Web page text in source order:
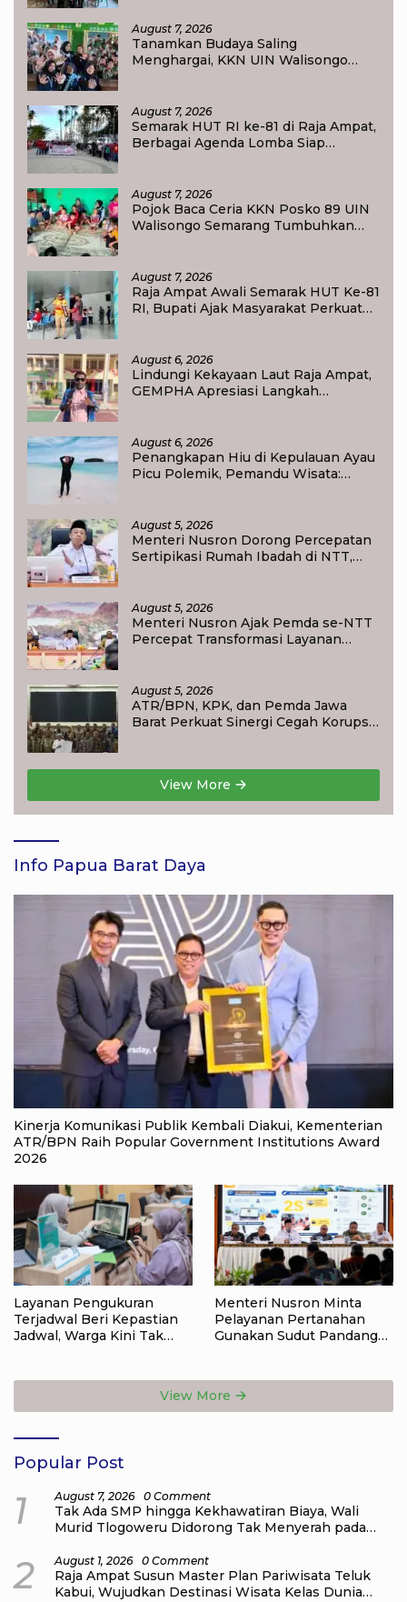
August 7, 2026
Tanamkan Budaya Saling
Menghargai, KKN UIN Walisongo
August 7, 2026
Semarak HUT RI ke-81 di Raja Ampat,
Berbagai Agenda Lomba Siap
August 7, 2026
Pojok Baca Ceria KKN Posko 89 UIN
Walisongo Semarang Tumbuhkan
August 7, 2026
Raja Ampat Awali Semarak HUT Ke-81
RI, Bupati Ajak Masyarakat Perkuat
August 6, 2026
Lindungi Kekayaan Laut Raja Ampat,
GEMPHA Apresiasi Langkah
August 6, 2026
Penangkapan Hiu di Kepulauan Ayau
Picu Polemik, Pemandu Wisata:
August 5, 2026
Menteri Nusron Dorong Percepatan
Sertipikasi Rumah Ibadah di NTT,
August 5, 2026
Menteri Nusron Ajak Pemda se-NTT
Percepat Transformasi Layanan
August 5, 2026
ATR/BPN, KPK, dan Pemda Jawa
Barat Perkuat Sinergi Cegah Korupsi,
View More
Info Papua Barat Daya
Kinerja Komunikasi Publik Kembali Diakui, Kementerian
ATR/BPN Raih Popular Government Institutions Award
2026
Layanan Pengukuran
Terjadwal Beri Kepastian
Jadwal, Warga Kini Tak
Menteri Nusron Minta
Pelayanan Pertanahan
Gunakan Sudut Pandang
View More
Popular Post
1 August 7, 2026 0 Comment
Tak Ada SMP hingga Kekhawatiran Biaya, Wali
Murid Tlogoweru Didorong Tak Menyerah pada
2 August 1, 2026 0 Comment
Raja Ampat Susun Master Plan Pariwisata Teluk
Kabui, Wujudkan Destinasi Wisata Kelas Dunia